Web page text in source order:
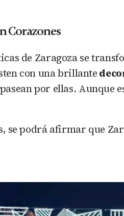
Corazones
de Zaragoza se
con una brillante
por ellas. Aunque
se podrá afirmar que